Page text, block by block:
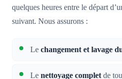
quelques heures entre le départ
suivant. Nous assurons :
Le changement et lavage
Le nettoyage completde